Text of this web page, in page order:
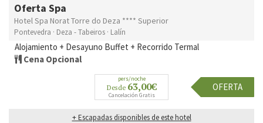
Oferta Spa
Hotel Spa Norat Torre do Deza **** Superior
Pontevedra · Deza - Tabeiros · Lalín
Alojamiento + Desayuno Buffet + Recorrido Termal
Cena Opcional
pers/noche
Desde 63,00€
Cancelación Gratis
OFERTA
+ Escapadas disponibles de este hotel